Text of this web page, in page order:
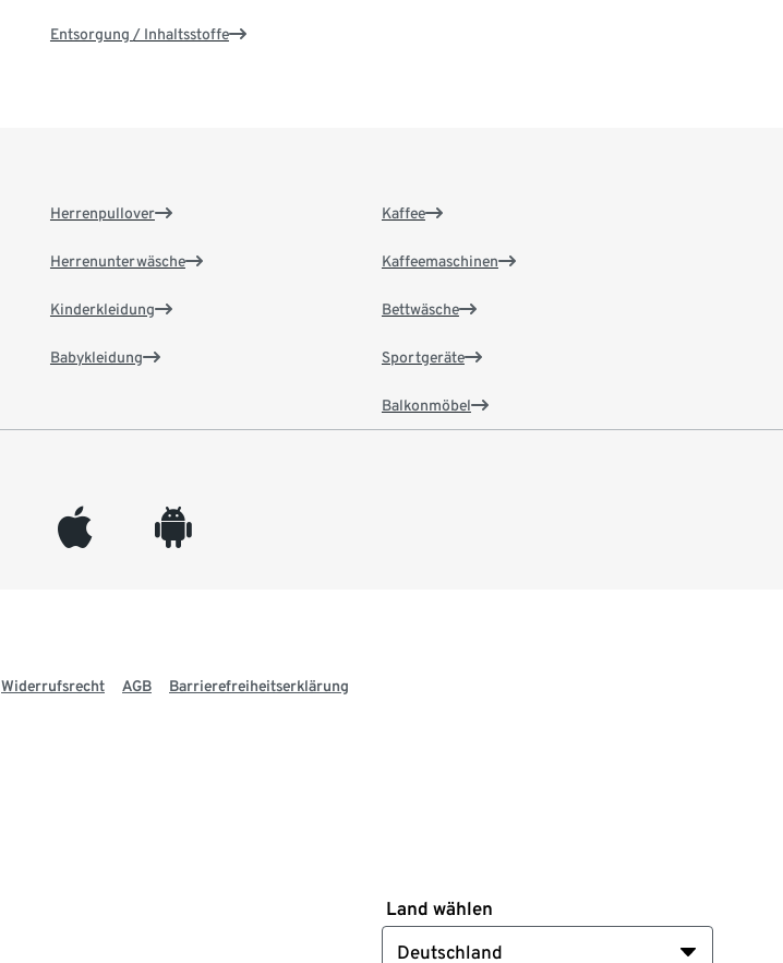
Entsorgung / Inhaltsstoffe
Herrenpullover
Herrenunterwäsche
Kinderkleidung
Babykleidung
Kaffee
Kaffeemaschinen
Bettwäsche
Sportgeräte
Balkonmöbel
appleinc android
Widerrufsrecht AGB Barrierefreiheitserklärung
Land wählen
Deutschland